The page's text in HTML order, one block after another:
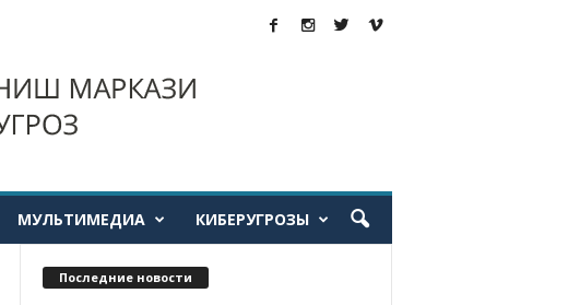
МУЛЬТИМЕДИА КИБЕРУГРОЗЫ
Последние новости